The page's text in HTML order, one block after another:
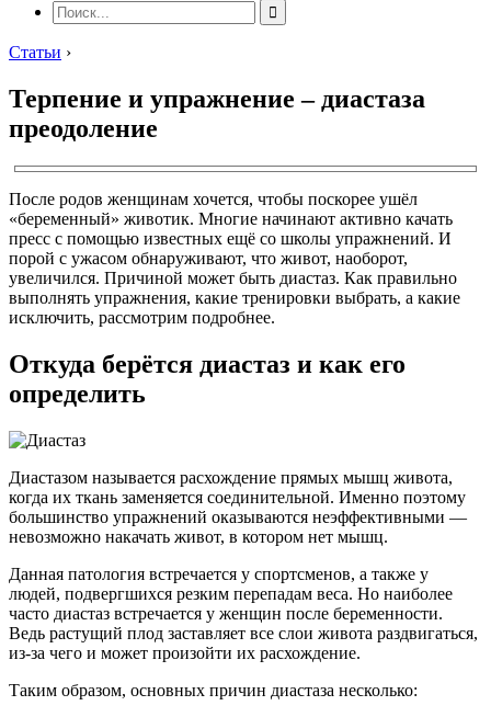
Статьи ›
Терпение и упражнение – диастаза
преодоление
После родов женщинам хочется, чтобы поскорее ушёл
«беременный» животик. Многие начинают активно качать
пресс с помощью известных ещё со школы упражнений. И
порой с ужасом обнаруживают, что живот, наоборот,
увеличился. Причиной может быть диастаз. Как правильно
выполнять упражнения, какие тренировки выбрать, а какие
исключить, рассмотрим подробнее.
Откуда берётся диастаз и как его
определить
Диастазом называется расхождение прямых мышц живота,
когда их ткань заменяется соединительной. Именно поэтому
большинство упражнений оказываются неэффективными —
невозможно накачать живот, в котором нет мышц.
Данная патология встречается у спортсменов, а также у
людей, подвергшихся резким перепадам веса. Но наиболее
часто диастаз встречается у женщин после беременности.
Ведь растущий плод заставляет все слои живота раздвигаться,
из-за чего и может произойти их расхождение.
Таким образом, основных причин диастаза несколько: